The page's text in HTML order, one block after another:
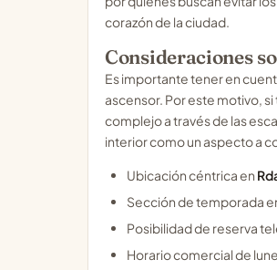
corazón de la ciudad.
Consideraciones
Es importante tener en
ascensor. Por este motivo,
complejo a través de las
interior como un aspecto a
Ubicación céntrica en
Sección de temporada
Posibilidad de reserva
Horario comercial de